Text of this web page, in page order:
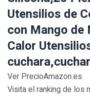
Utensilios de
con Mango de
Calor
Ver PrecioAmazon.es
Visita el ranking de los